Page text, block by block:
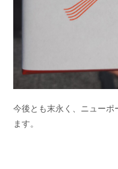
今後とも末永く、ニュー
ます。